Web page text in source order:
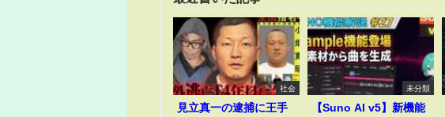
社会
見立真一の逮捕に王手
未分類
【Suno AI v5】新機能